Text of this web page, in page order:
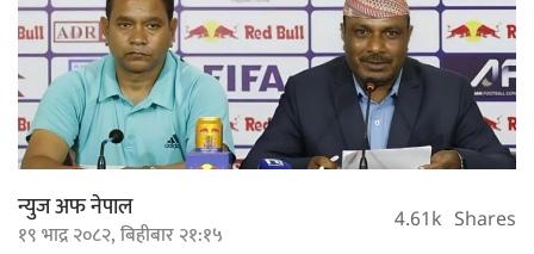
न्युज अफ नेपाल
१९ भाद्र २०८२, बिहीबार २१:१५ 4.61k Shares